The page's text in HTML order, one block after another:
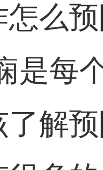
么
是每
了解